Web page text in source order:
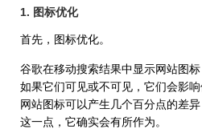
1. 图标优化
首先，图标优化。
谷歌在移动搜索结果中显示网站图
如果它们可见或不可见，它们会影
网站图标可以产生几个百分点的差
这一点，它确实会有所作为。